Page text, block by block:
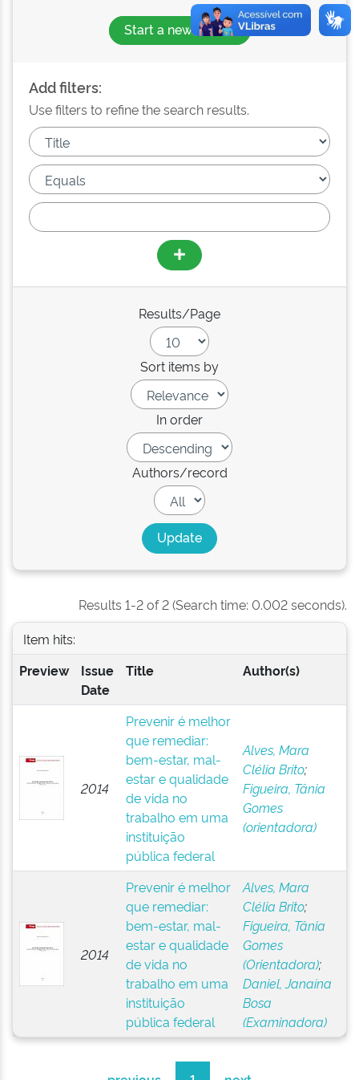
Start a new search
Add filters:
Use filters to refine the search results.
Results/Page
Sort items by
In order
Authors/record
Results 1-2 of 2 (Search time: 0.002 seconds).
Item hits:
Preview
Issue
Date
Title Author(s)
2014
Prevenir é melhor
que remediar:
bem-estar, mal-
estar e qualidade
de vida no
trabalho em uma
instituição
pública federal
Alves, Mara
Clélia Brito;
Figueira, Tânia
Gomes
(orientadora)
2014
Prevenir é melhor
que remediar:
bem-estar, mal-
estar e qualidade
de vida no
trabalho em uma
instituição
pública federal
Alves, Mara
Clélia Brito;
Figueira, Tânia
Gomes
(Orientadora);
Daniel, Janaína
Bosa
(Examinadora)